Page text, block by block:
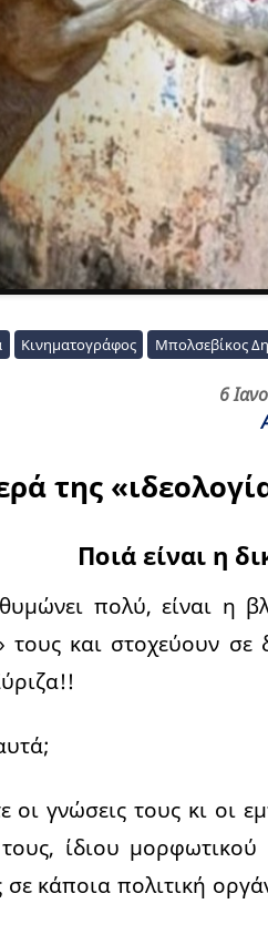
Κινηματογράφος Μπολσεβίκος
6
της
Ποιά είναι η
πολύ, είναι η
και στοχεύουν σε
οι γνώσεις τους κι οι
ίδιου μορφωτικού
σε κάποια πολιτική